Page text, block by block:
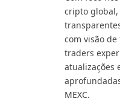
cripto
com visão
traders
atualizações
MEXC.